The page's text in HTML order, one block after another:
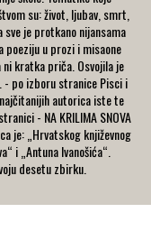
su: život, ljubav, smrt,
je protkano nijansama
poeziju u prozi i misaone
kratka priča. Osvojila je
- po izboru stranice Pisci i
autorica iste te
- NA KRILIMA SNOVA
je: „Hrvatskog književnog
i „Antuna Ivanošića“.
desetu zbirku.